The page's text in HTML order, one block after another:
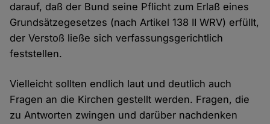
darauf, daß der Bund seine Pflicht zum Erlaß eines
Grundsätzegesetzes (nach Artikel 138 II WRV) erfüllt,
der Verstoß ließe sich verfassungsgerichtlich
feststellen.
Vielleicht sollten endlich laut und deutlich auch
Fragen an die Kirchen gestellt werden. Fragen, die
zu Antworten zwingen und darüber nachdenken